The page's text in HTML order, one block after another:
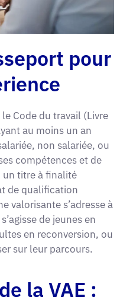
pour
Code du travail (Livre
au moins un an
non salariée, ou
compétences et de
un titre à finalité
de qualification
valorisante s’adresse à
de jeunes en
en reconversion, ou
sur leur parcours.
la VAE :